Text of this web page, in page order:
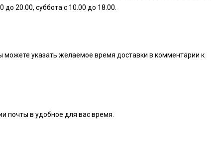
20.00, суббота с 10.00 до 18.00.
можете указать желаемое время доставки в комментарии к
почты в удобное для вас время.